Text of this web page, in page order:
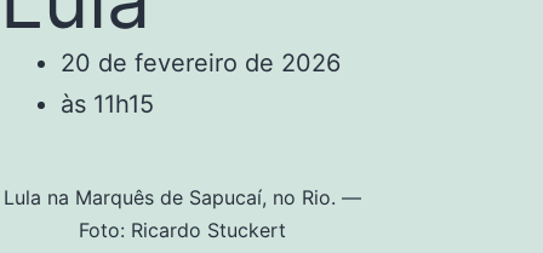
20 de fevereiro de 2026
às 11h15
Lula na Marquês de Sapucaí, no Rio. —
Foto: Ricardo Stuckert